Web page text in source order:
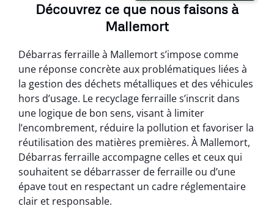
Découvrez ce que nous faisons à
Mallemort
Débarras ferraille à Mallemort s’impose comme
une réponse concrète aux problématiques liées à
la gestion des déchets métalliques et des véhicules
hors d’usage. Le recyclage ferraille s’inscrit dans
une logique de bon sens, visant à limiter
l’encombrement, réduire la pollution et favoriser la
réutilisation des matières premières. À Mallemort,
Débarras ferraille accompagne celles et ceux qui
souhaitent se débarrasser de ferraille ou d’une
épave tout en respectant un cadre réglementaire
clair et responsable.